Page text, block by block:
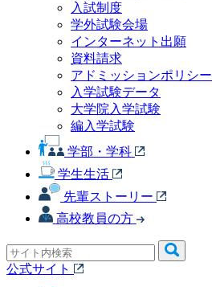
入試制度
学外試験会場
インターネット出願
資料請求
アドミッションポリシー
入学試験データ
大学院入学試験
編入学試験
学部・学科
学生生活
先輩ストーリー
高校教員の方
公式サイト